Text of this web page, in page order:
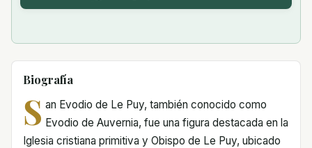
Biografía
S an Evodio de Le Puy, también conocido como
Evodio de Auvernia, fue una figura destacada en la
Iglesia cristiana primitiva y Obispo de Le Puy, ubicado